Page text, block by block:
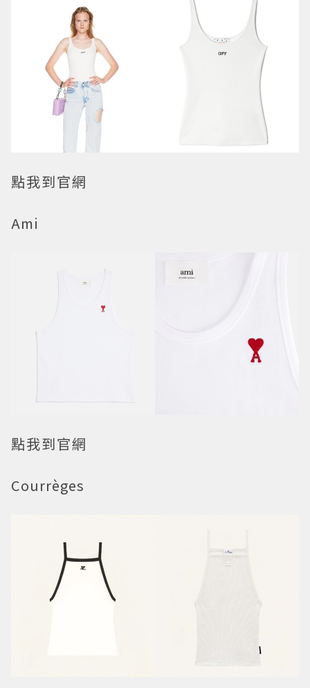
點我到官網
Ami
點我到官網
Courrèges